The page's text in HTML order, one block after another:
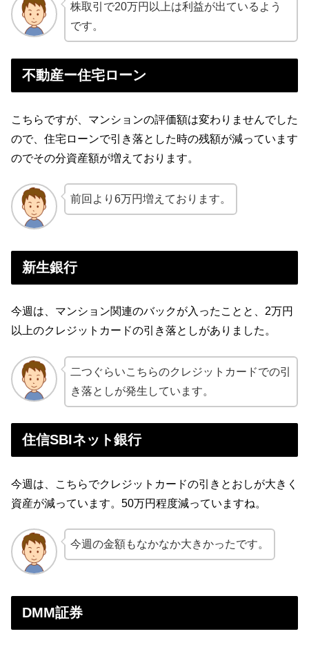
株取引で20万円以上は利益が出ているよう
です。
不動産ー住宅ローン
こちらですが、マンションの評価額は変わりませんでした
ので、住宅ローンで引き落とした時の残額が減っています
のでその分資産額が増えております。
前回より6万円増えております。
新生銀行
今週は、マンション関連のバックが入ったことと、2万円
以上のクレジットカードの引き落としがありました。
二つぐらいこちらのクレジットカードでの引
き落としが発生しています。
住信SBIネット銀行
今週は、こちらでクレジットカードの引きとおしが大きく
資産が減っています。50万円程度減っていますね。
今週の金額もなかなか大きかったです。
DMM証券